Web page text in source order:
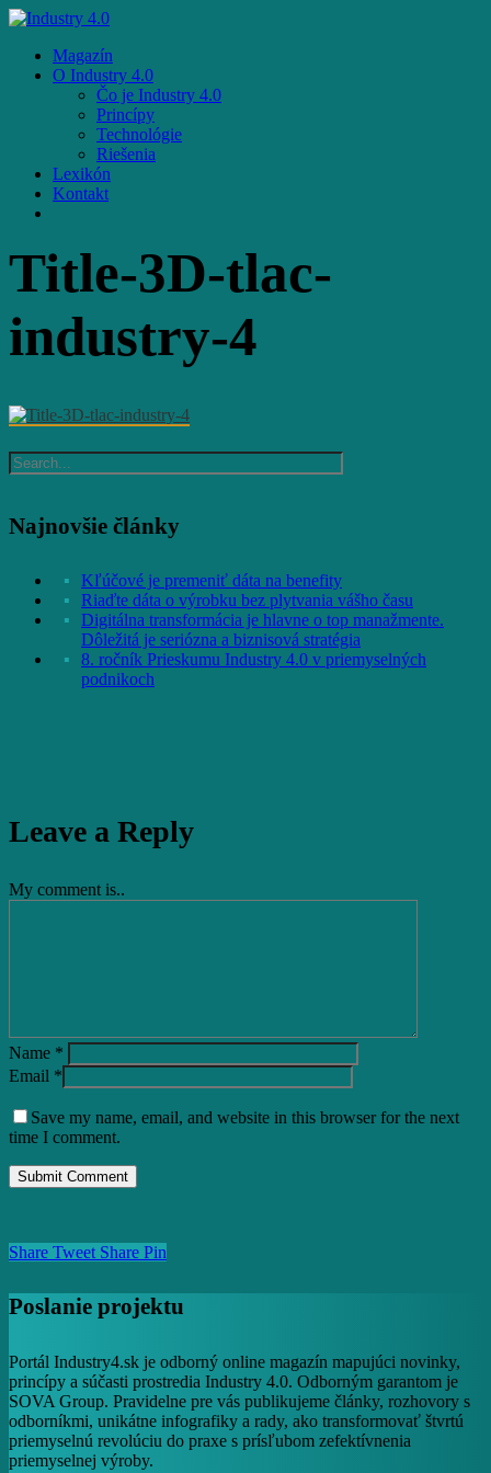
Skip
main
content
Menu
Magazín
O Industry 4.0
Čo je Industry 4.0
Princípy
Technológie
Riešenia
Lexikón
Kontakt
Title-3D-tlac-
industry-4
Najnovšie články
Kľúčové je premeniť dáta na benefity
Riaďte dáta o výrobku bez plytvania vášho času
Digitálna transformácia je hlavne o top manažmente.
Dôležitá je seriózna a biznisová stratégia
8. ročník Prieskumu Industry 4.0 v priemyselných
podnikoch
Leave a Reply
My comment is..
Name *
Email *
Save my name, email, and website in this browser for the next
time I comment.
Share Tweet Share Pin
Poslanie projektu
Portál Industry4.sk je odborný online magazín mapujúci novinky,
princípy a súčasti prostredia Industry 4.0. Odborným garantom je
SOVA Group. Pravidelne pre vás publikujeme články, rozhovory s
odborníkmi, unikátne infografiky a rady, ako transformovať štvrtú
priemyselnú revolúciu do praxe s prísľubom zefektívnenia
priemyselnej výroby.